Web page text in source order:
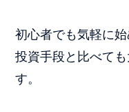
初心者でも気軽に
投資手段と比べて
す。